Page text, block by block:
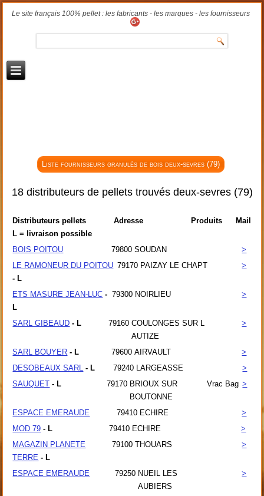
Le site français 100% pellet : les fabricants - les marques - les fournisseurs
Liste fournisseurs granulés de bois deux-sevres (79)
18 distributeurs de pellets trouvés deux-sevres (79)
Distributeurs pellets
L = livraison possible
Adresse Produits Mail
BOIS POITOU 79800 SOUDAN
>
LE RAMONEUR DU POITOU
- L
79170 PAIZAY LE CHAPT >
ETS MASURE JEAN-LUC -
L
79300 NOIRLIEU >
SARL GIBEAUD - L 79160 COULONGES SUR L
AUTIZE
>
SARL BOUYER - L 79600 AIRVAULT
>
DESOBEAUX SARL
- L 79240 LARGEASSE
>
SAUQUET - L 79170 BRIOUX SUR
BOUTONNE
Vrac Bag >
ESPACE EMERAUDE 79410 ECHIRE
>
MOD 79 - L 79410 ECHIRE
>
MAGAZIN PLANETE
TERRE - L
79100 THOUARS >
ESPACE EMERAUDE 79250 NUEIL LES
AUBIERS
>